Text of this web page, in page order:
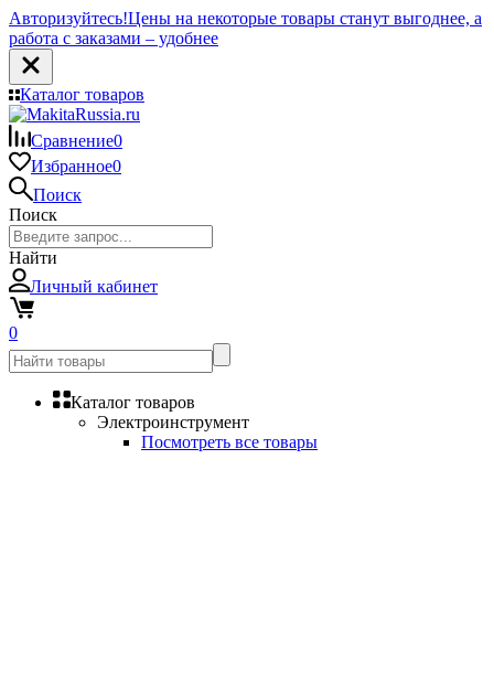
Авторизуйтесь!Цены на некоторые товары станут выгоднее, а
работа с заказами – удобнее
Каталог товаров
Сравнение0
Избранное0
Поиск
Поиск
Найти
Личный кабинет
0
Каталог товаров
Электроинструмент
Посмотреть все товары